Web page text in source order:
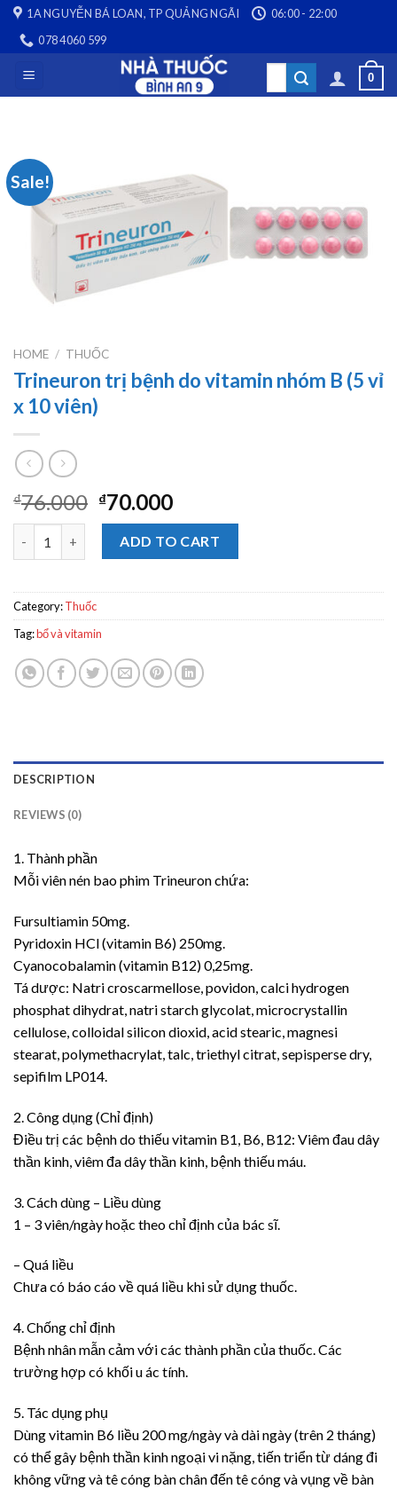
Skip
content
1A NGUYỄN BÁ LOAN, TP QUẢNG NGÃI
06:00 - 22:00
078 4060 599
Search
0
Sale!
HOME / THUỐC
Trineuron trị bệnh do vitamin nhóm B (5 vỉ
x 10 viên)
₫76.000 ₫70.000
ADD TO CART
Category:Thuốc
Tag:bổ và vitamin
DESCRIPTION
REVIEWS (0)
1. Thành phần
Mỗi viên nén bao phim Trineuron chứa:
Fursultiamin 50mg.
Pyridoxin HCl (vitamin B6) 250mg.
Cyanocobalamin (vitamin B12) 0,25mg.
Tá dược: Natri croscarmellose, povidon, calci hydrogen
phosphat dihydrat, natri starch glycolat, microcrystallin
cellulose, colloidal silicon dioxid, acid stearic, magnesi
stearat, polymethacrylat, talc, triethyl citrat, sepisperse dry,
sepifilm LP014.
2. Công dụng (Chỉ định)
Điều trị các bệnh do thiếu vitamin B1, B6, B12: Viêm đau dây
thần kinh, viêm đa dây thần kinh, bệnh thiếu máu.
3. Cách dùng – Liều dùng
1 – 3 viên/ngày hoặc theo chỉ định của bác sĩ.
– Quá liều
Chưa có báo cáo về quá liều khi sử dụng thuốc.
4. Chống chỉ định
Bệnh nhân mẫn cảm với các thành phần của thuốc. Các
trường hợp có khối u ác tính.
5. Tác dụng phụ
Dùng vitamin B6 liều 200 mg/ngày và dài ngày (trên 2 tháng)
có thể gây bệnh thần kinh ngoại vi nặng, tiến triển từ dáng đi
không vững và tê cóng bàn chân đến tê cóng và vụng về bàn